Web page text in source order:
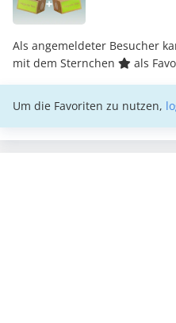
Als angemeldeter Besucher
mit dem Sternchen
als
Um die Favoriten zu nutzen,